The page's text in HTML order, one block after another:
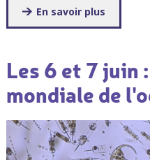
En savoir plus
Les 6 et 7 juin
mondiale de